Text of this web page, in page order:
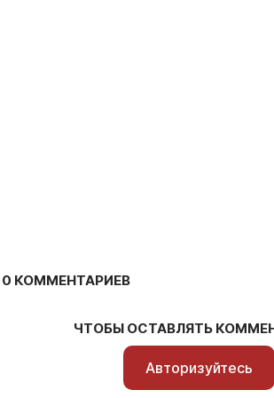
0 КОММЕНТАРИЕВ
ЧТОБЫ ОСТАВЛЯТЬ
Авторизуйтесь